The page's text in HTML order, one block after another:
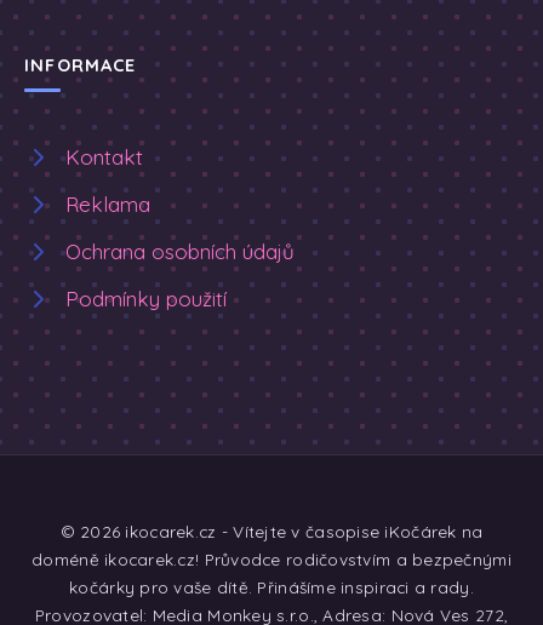
INFORMACE
Kontakt
Reklama
Ochrana osobních údajů
Podmínky použití
© 2026 ikocarek.cz - Vítejte v časopise iKočárek na
doméně ikocarek.cz! Průvodce rodičovstvím a bezpečnými
kočárky pro vaše dítě. Přinášíme inspiraci a rady.
Provozovatel: Media Monkey s.r.o., Adresa: Nová Ves 272,